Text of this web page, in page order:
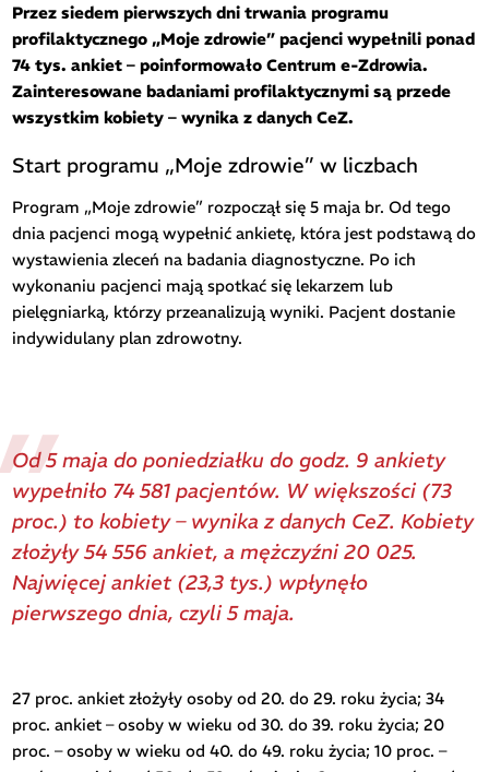
Przez siedem pierwszych dni trwania programu
profilaktycznego „Moje zdrowie” pacjenci wypełnili ponad
74 tys. ankiet – poinformowało Centrum e-Zdrowia.
Zainteresowane badaniami profilaktycznymi są przede
wszystkim kobiety – wynika z danych CeZ.
Start programu „Moje zdrowie” w liczbach
Program „Moje zdrowie” rozpoczął się 5 maja br. Od tego
dnia pacjenci mogą wypełnić ankietę, która jest podstawą do
wystawienia zleceń na badania diagnostyczne. Po ich
wykonaniu pacjenci mają spotkać się lekarzem lub
pielęgniarką, którzy przeanalizują wyniki. Pacjent dostanie
indywidulany plan zdrowotny.
Od 5 maja do poniedziałku do godz. 9 ankiety
wypełniło 74 581 pacjentów. W większości (73
proc.) to kobiety – wynika z danych CeZ. Kobiety
złożyły 54 556 ankiet, a mężczyźni 20 025.
Najwięcej ankiet (23,3 tys.) wpłynęło
pierwszego dnia, czyli 5 maja.
27 proc. ankiet złożyły osoby od 20. do 29. roku życia; 34
proc. ankiet – osoby w wieku od 30. do 39. roku życia; 20
proc. – osoby w wieku od 40. do 49. roku życia; 10 proc. –